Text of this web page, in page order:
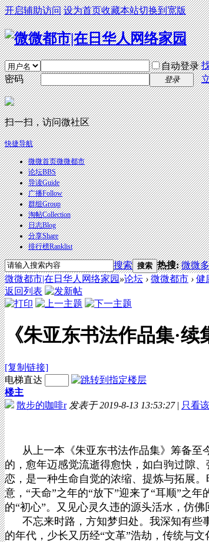
开启辅助访问 设为首页收藏本站切换到宽版
自动登录
密码
登录
扫一扫，访问微社区
快捷导航
微微首页微微都市
论坛BBS
导读Guide
广播Follow
群组Group
淘帖Collection
日志Blog
分享Share
排行榜Ranklist
搜索 搜索 热搜:微微
微微都市|在日华人网络家园 »论坛 › 微微都市 › 健
返回列表
《朱亚东书法作品集·
[复制链接]
电梯直达
楼主
散步的咖啡r 发表于 2019-8-13 13:53:27 | 只看
从上一本《朱亚东书法作品集》筹备至
的，愈年迈感觉流逝得愈快，如白驹过隙
恋，是一种生命自觉的浓缩、提炼与拓展
意，“天命”之年的“放下”迎来了“耳顺”之
的“初心”。又见心灵久违的源头活水，仿佛
不忘来时路，方知梦归处。我深知有些
的年代，少长又历经“文革”浩劫，传统与